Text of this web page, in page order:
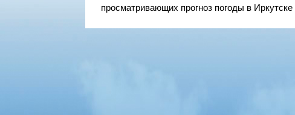
просматривающих прогноз погоды в Иркутске